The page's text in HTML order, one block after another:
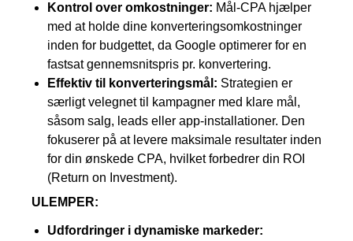
Kontrol over omkostninger: Mål-CPA hjælper
med at holde dine konverteringsomkostninger
inden for budgettet, da Google optimerer for en
fastsat gennemsnitspris pr. konvertering.
Effektiv til konverteringsmål: Strategien er
særligt velegnet til kampagner med klare mål,
såsom salg, leads eller app-installationer. Den
fokuserer på at levere maksimale resultater inden
for din ønskede CPA, hvilket forbedrer din ROI
(Return on Investment).
ULEMPER:
Udfordringer i dynamiske markeder: